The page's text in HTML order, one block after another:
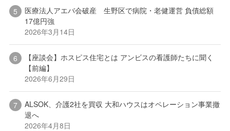
医療法人アエバ会破産 生野区で病院・老健運営 負債総額
17億円強
2026年3月14日
【座談会】ホスピス住宅とは アンビスの看護師たちに聞く
【前編】
2026年6月29日
ALSOK、介護2社を買収 大和ハウスはオペレーション事業撤
退へ
2026年4月8日